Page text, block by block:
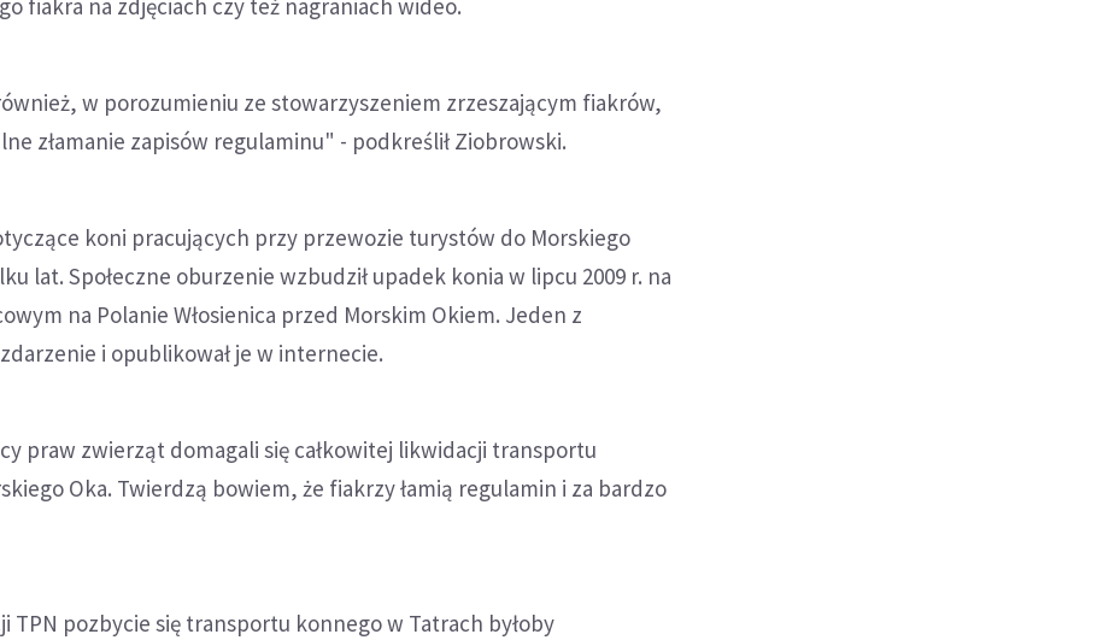
fiakra na zdjęciach czy też nagraniach wideo.
w porozumieniu ze stowarzyszeniem zrzeszającym fiakrów,
złamanie zapisów regulaminu" - podkreślił Ziobrowski.
koni pracujących przy przewozie turystów do Morskiego
lat. Społeczne oburzenie wzbudził upadek konia w lipcu 2009 r. na
na Polanie Włosienica przed Morskim Okiem. Jeden z
i opublikował je w internecie.
praw zwierząt domagali się całkowitej likwidacji transportu
Oka. Twierdzą bowiem, że fiakrzy łamią regulamin i za bardzo
TPN pozbycie się transportu konnego w Tatrach byłoby